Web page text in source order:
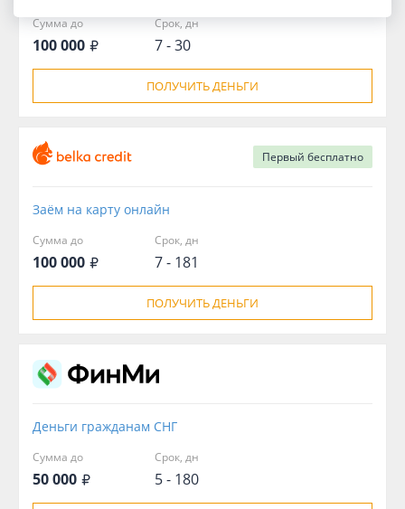
Сумма до
100 000
Срок, дн
7 - 30
ПОЛУЧИТЬ ДЕНЬГИ
Первый бесплатно
Заём на карту онлайн
Сумма до
100 000
Срок, дн
7 - 181
ПОЛУЧИТЬ ДЕНЬГИ
Деньги гражданам СНГ
Сумма до
50 000
Срок, дн
5 - 180